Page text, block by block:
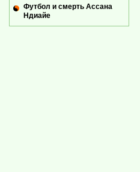
Футбол и смерть Ассана
Ндиайе